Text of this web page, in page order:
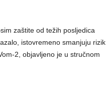
zaštite od težih posljedica
istovremeno smanjuju rizik
2, objavljeno je u stručnom